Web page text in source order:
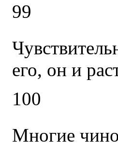
99
его, он и
100
Многие